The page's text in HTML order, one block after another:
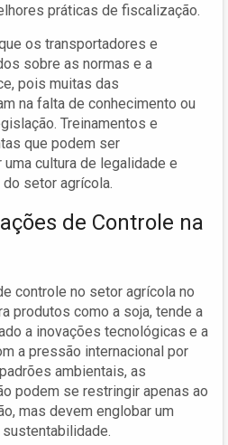
práticas de fiscalização.
os transportadores e
sobre as normas e a
pois muitas das
na falta de conhecimento ou
Treinamentos e
que podem ser
cultura de legalidade e
setor agrícola.
de Controle na
controle no setor agrícola no
produtos como a soja, tende a
a inovações tecnológicas e a
a pressão internacional por
ambientais, as
podem se restringir apenas ao
mas devem englobar um